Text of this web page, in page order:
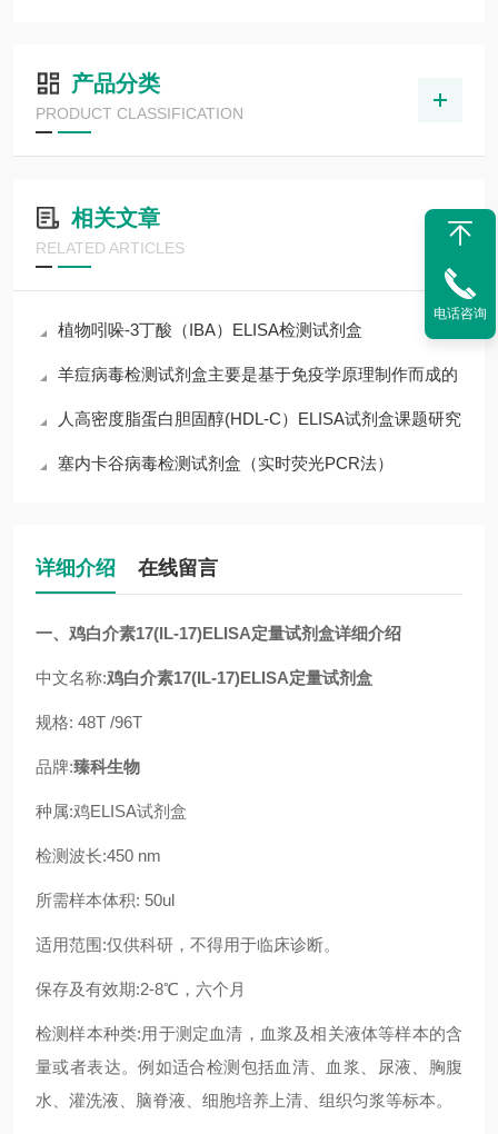
产品分类
PRODUCT CLASSIFICATION
相关文章
RELATED ARTICLES
植物吲哚-3丁酸（IBA）ELISA检测试剂盒
羊痘病毒检测试剂盒主要是基于免疫学原理制作而成的
人高密度脂蛋白胆固醇(HDL-C）ELISA试剂盒课题研究
塞内卡谷病毒检测试剂盒（实时荧光PCR法）
详细介绍 在线留言
一、鸡白介素17(IL-17)ELISA定量试剂盒详细介绍
中文名称:鸡白介素17(IL-17)ELISA定量试剂盒
规格: 48T /96T
品牌:臻科生物
种属:鸡ELISA试剂盒
检测波长:450 nm
所需样本体积: 50ul
适用范围:仅供科研，不得用于临床诊断。
保存及有效期:2-8℃，六个月
检测样本种类:用于测定血清，血浆及相关液体等样本的含
量或者表达。例如适合检测包括血清、血浆、尿液、胸腹
水、灌洗液、脑脊液、细胞培养上清、组织匀浆等标本。
电话咨询